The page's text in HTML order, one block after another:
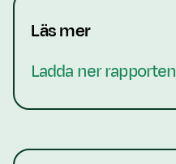
Läs mer
Ladda ner rapporten